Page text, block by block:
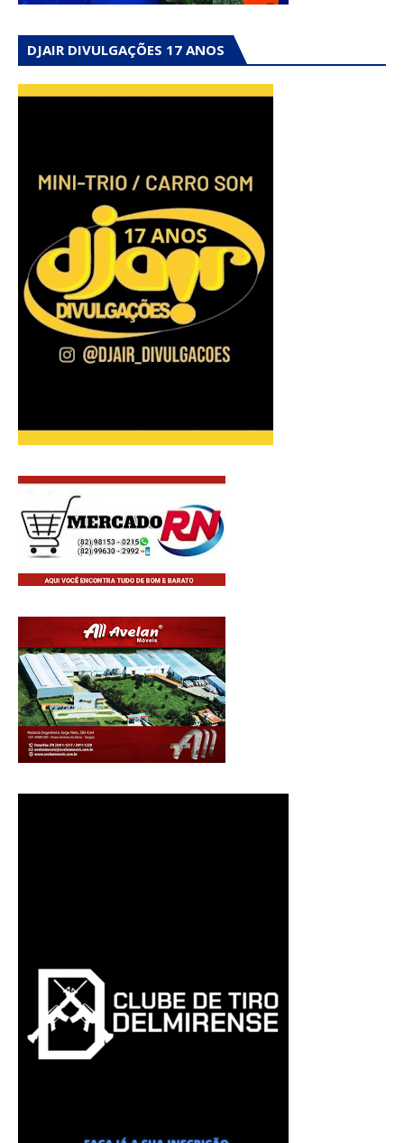
DJAIR DIVULGAÇÕES 17 ANOS